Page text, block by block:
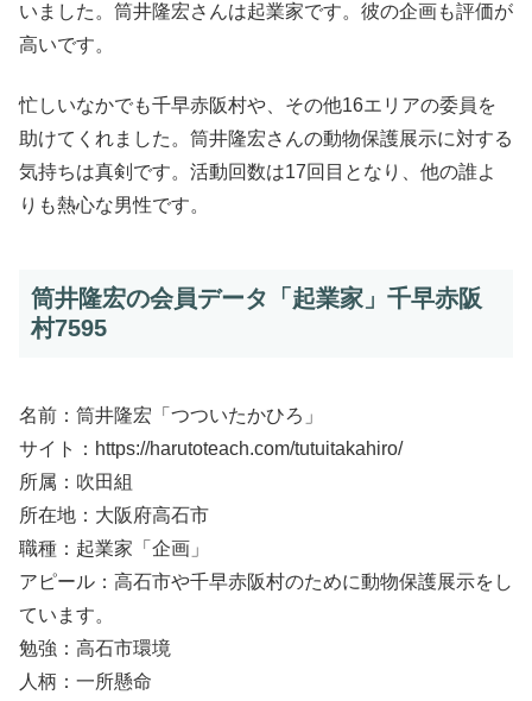
いました。筒井隆宏さんは起業家です。彼の企画も評価が
高いです。
忙しいなかでも千早赤阪村や、その他16エリアの委員を
助けてくれました。筒井隆宏さんの動物保護展示に対する
気持ちは真剣です。活動回数は17回目となり、他の誰よ
りも熱心な男性です。
筒井隆宏の会員データ「起業家」千早赤阪
村7595
名前：筒井隆宏「つついたかひろ」
サイト：https://harutoteach.com/tutuitakahiro/
所属：吹田組
所在地：大阪府高石市
職種：起業家「企画」
アピール：高石市や千早赤阪村のために動物保護展示をし
ています。
勉強：高石市環境
人柄：一所懸命